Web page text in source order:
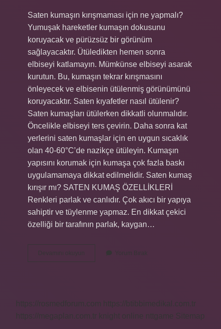
Saten kumaşın kırışmaması için ne yapmalı?
Yumuşak hareketler kumaşın dokusunu
koruyacak ve pürüzsüz bir görünüm
sağlayacaktır. Ütüledikten hemen sonra
elbiseyi katlamayın. Mümkünse elbiseyi asarak
kurutun. Bu, kumaşın tekrar kırışmasını
önleyecek ve elbisenin ütülenmiş görünümünü
koruyacaktır. Saten kıyafetler nasıl ütülenir?
Saten kumaşları ütülerken dikkatli olunmalıdır.
Öncelikle elbiseyi ters çevirin. Daha sonra kat
yerlerini saten kumaşlar için en uygun sıcaklık
olan 40-60°C’de nazikçe ütüleyin. Kumaşın
yapısını korumak için kumaşa çok fazla baskı
uygulamamaya dikkat edilmelidir. Saten kumaş
kırışır mı? SATEN KUMAŞ ÖZELLİKLERİ
Renkleri parlak ve canlıdır. Çok akıcı bir yapıya
sahiptir ve tüylenme yapmaz. En dikkat çekici
özelliği bir tarafının parlak, kaygan…
Devamını okuyun
Kumaş
Yorum Bırak
https://rosmedforum.com
https://btibbimedikal.com.tr
https://megaplan.com.tr knight online nttgame Sitemap